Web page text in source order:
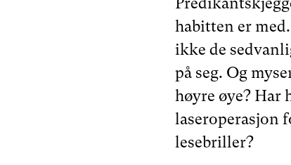
habitten er
ikke de
på seg. Og
høyre øye? Har
laseroperasjon
lesebriller?